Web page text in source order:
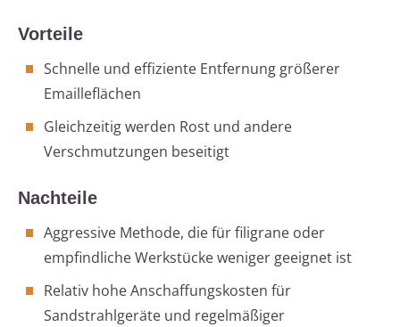
Vorteile
Schnelle und effiziente Entfernung größerer
Emailleflächen
Gleichzeitig werden Rost und andere
Verschmutzungen beseitigt
Nachteile
Aggressive Methode, die für filigrane oder
empfindliche Werkstücke weniger geeignet ist
Relativ hohe Anschaffungskosten für
Sandstrahlgeräte und regelmäßiger